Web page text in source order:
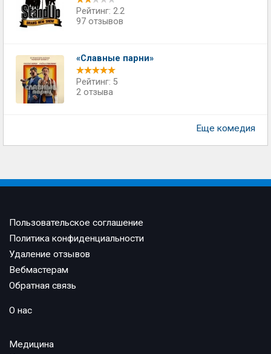
Рейтинг: 2.2
97 отзывов
«Славные парни»
Рейтинг: 5
2 отзыва
Еще комедия
Пользовательское соглашение
Политика конфиденциальности
Удаление отзывов
Вебмастерам
Обратная связь
О нас
Медицина